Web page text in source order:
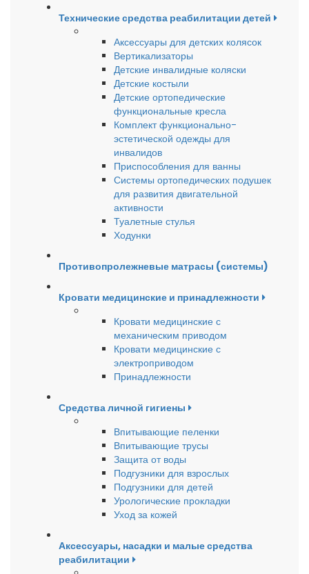
Технические средства реабилитации детей
Аксессуары для детских колясок
Вертикализаторы
Детские инвалидные коляски
Детские костыли
Детские ортопедические
функциональные кресла
Комплект функционально-
эстетической одежды для
инвалидов
Приспособления для ванны
Системы ортопедических подушек
для развития двигательной
активности
Туалетные стулья
Ходунки
Противопролежневые матрасы (системы)
Кровати медицинские и принадлежности
Кровати медицинские с
механическим приводом
Кровати медицинские с
электроприводом
Принадлежности
Средства личной гигиены
Впитывающие пеленки
Впитывающие трусы
Защита от воды
Подгузники для взрослых
Подгузники для детей
Урологические прокладки
Уход за кожей
Аксессуары, насадки и малые средства
реабилитации